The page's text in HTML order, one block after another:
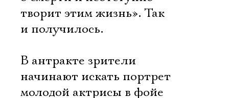
творит этим жизнь». Так
и получилось.
В антракте зрители
начинают искать портрет
молодой актрисы в фойе